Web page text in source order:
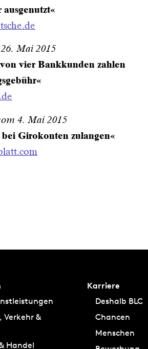
Mai 2015
vier Bankkunden zahlen
4. Mai 2015
Girokonten zulangen«
Verkehr &
Handel
Karriere
Deshalb BLC
Chancen
Menschen